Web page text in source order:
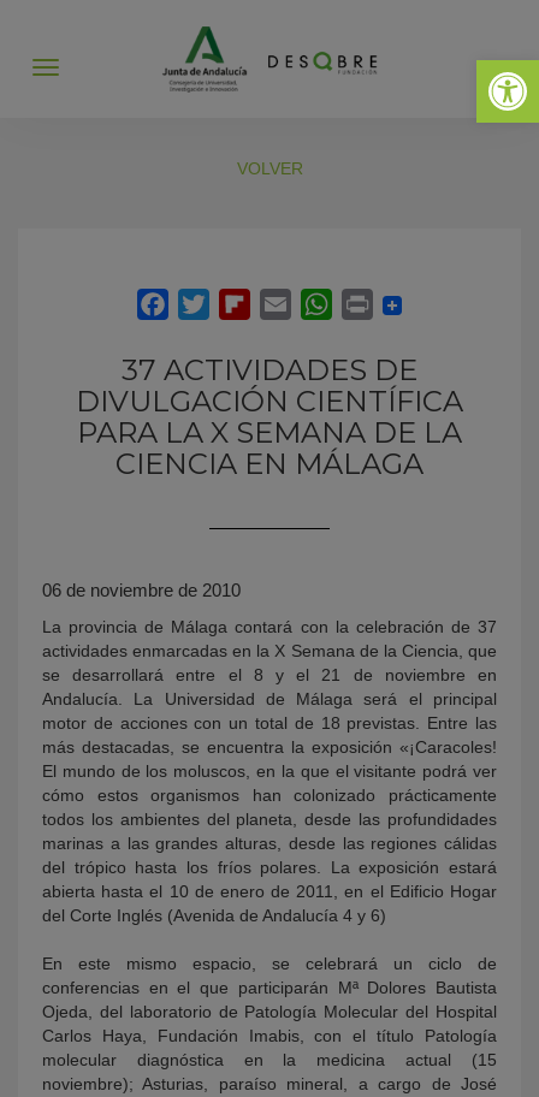
Abrir
Abrir
VOLVER
37 ACTIVIDADES DE
DIVULGACIÓN CIENTÍFICA
PARA LA X SEMANA DE LA
CIENCIA EN MÁLAGA
06 de noviembre de 2010
La provincia de Málaga contará con la celebración de 37
actividades enmarcadas en la X Semana de la Ciencia, que
se desarrollará entre el 8 y el 21 de noviembre en
Andalucía. La Universidad de Málaga será el principal
motor de acciones con un total de 18 previstas. Entre las
más destacadas, se encuentra la exposición «¡Caracoles!
El mundo de los moluscos, en la que el visitante podrá ver
cómo estos organismos han colonizado prácticamente
todos los ambientes del planeta, desde las profundidades
marinas a las grandes alturas, desde las regiones cálidas
del trópico hasta los fríos polares. La exposición estará
abierta hasta el 10 de enero de 2011, en el Edificio Hogar
del Corte Inglés (Avenida de Andalucía 4 y 6)
En este mismo espacio, se celebrará un ciclo de
conferencias en el que participarán Mª Dolores Bautista
Ojeda, del laboratorio de Patología Molecular del Hospital
Carlos Haya, Fundación Imabis, con el título Patología
molecular diagnóstica en la medicina actual (15
noviembre); Asturias, paraíso mineral, a cargo de José